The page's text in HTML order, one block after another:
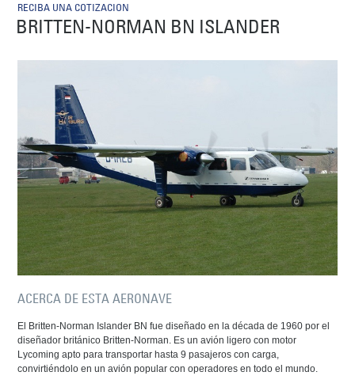
RECIBA UNA COTIZACION
BRITTEN-NORMAN BN ISLANDER
ACERCA DE ESTA AERONAVE
El Britten-Norman Islander BN fue diseñado en la década de 1960 por el
diseñador británico Britten-Norman. Es un avión ligero con motor
Lycoming apto para transportar hasta 9 pasajeros con carga,
convirtiéndolo en un avión popular con operadores en todo el mundo.